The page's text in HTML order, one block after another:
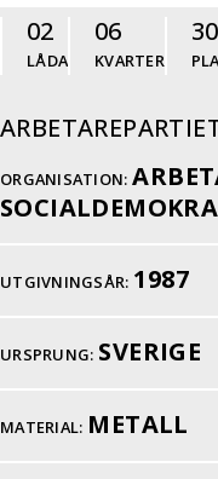
02
LÅDA
06
KVARTER
30
ORGANISATION:
UTGIVNINGSÅR: 1987
URSPRUNG: SVERIGE
MATERIAL: METALL